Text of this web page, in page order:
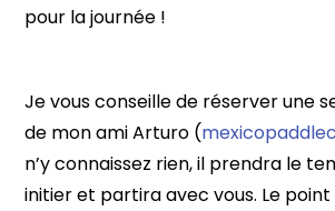
pour la journée !
Je vous conseille de réserver une
de mon ami Arturo (
n’y connaissez rien, il prendra le
initier et partira avec vous. Le